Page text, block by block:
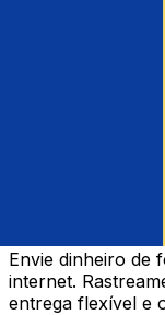
Envie dinheiro de
internet.
entrega flexível e